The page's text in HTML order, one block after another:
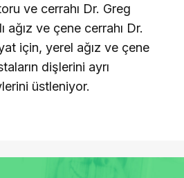
ve cerrahı Dr. Greg
ve çene cerrahı Dr.
için, yerel ağız ve çene
dişlerini ayrı
üstleniyor.